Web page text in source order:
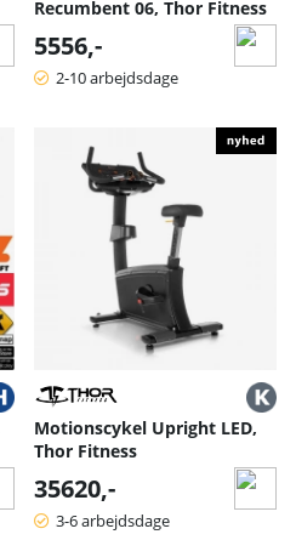
Recumbent 06, Thor Fitness
5556,-
2-10 arbejdsdage
Motionscykel Upright LED,
Thor Fitness
35620,-
3-6 arbejdsdage